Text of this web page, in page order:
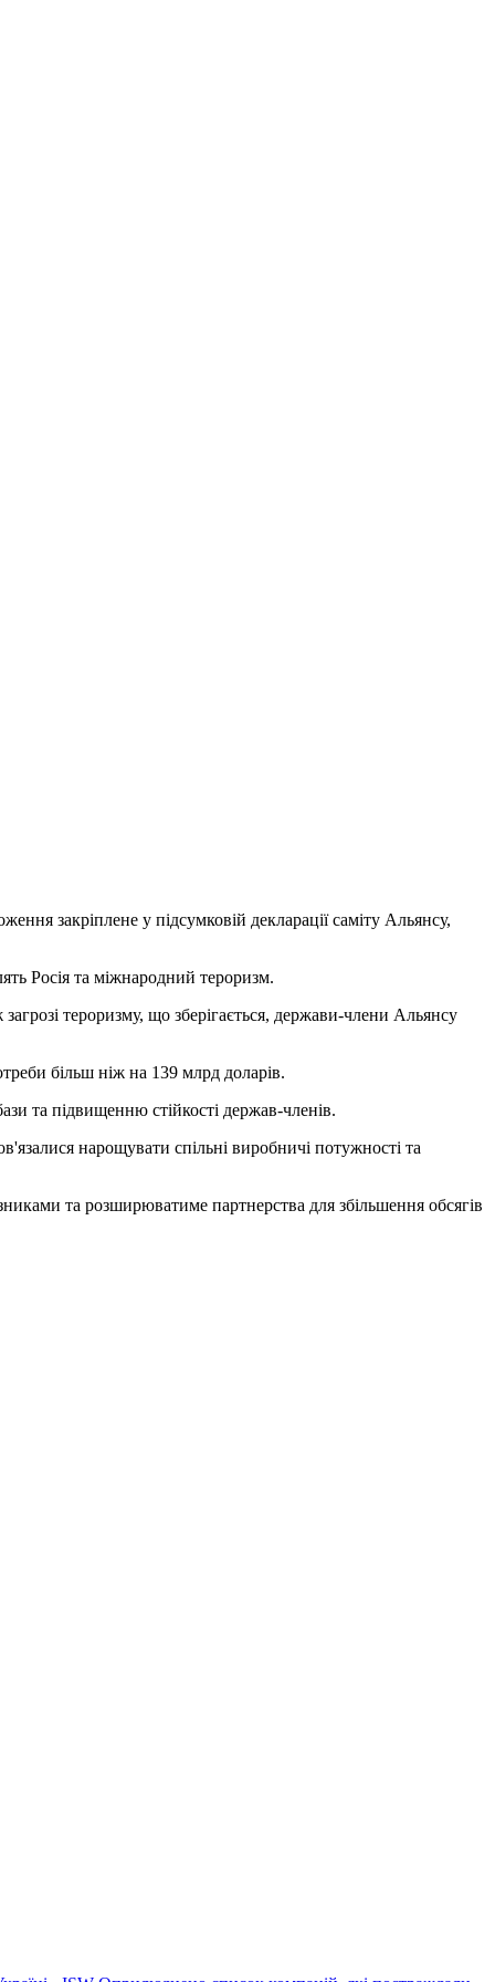
закріплене у підсумковій декларації саміту Альянсу,
Росія та міжнародний тероризм.
загрозі тероризму, що зберігається, держави-члени Альянсу
більш ніж на 139 млрд доларів.
та підвищенню стійкості держав-членів.
нарощувати спільні виробничі потужності та
та розширюватиме партнерства для збільшення обсягів